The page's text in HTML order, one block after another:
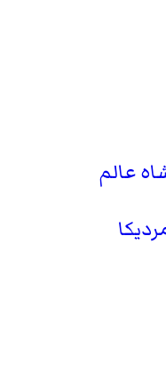
عالم